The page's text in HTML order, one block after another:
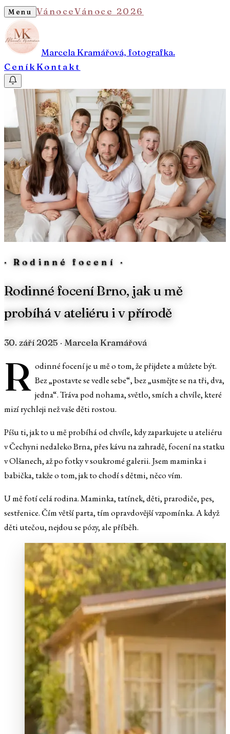
Menu VánoceVánoce 2026
Marcela Kramářová, fotografka.
CeníkKontakt
·Rodinné focení ·
Rodinné focení Brno, jak u mě
probíhá v ateliéru i v přírodě
30. září 2025 · Marcela Kramářová
R odinné focení je u mě o tom, že přijdete a můžete být.
Bez „postavte se vedle sebe“, bez „usmějte se na tři, dva,
jedna“. Tráva pod nohama, světlo, smích a chvíle, které
mizí rychleji než vaše děti rostou.
Píšu ti, jak to u mě probíhá od chvíle, kdy zaparkujete u ateliéru
v Čechyni nedaleko Brna, přes kávu na zahradě, focení na statku
v Olšanech, až po fotky v soukromé galerii. Jsem maminka i
babička, takže o tom, jak to chodí s dětmi, něco vím.
U mě fotí celá rodina. Maminka, tatínek, děti, prarodiče, pes,
sestřenice. Čím větší parta, tím opravdovější vzpomínka. A když
děti utečou, nejdou se pózy, ale příběh.